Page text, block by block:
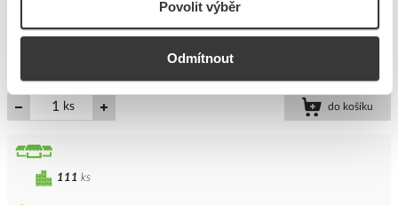
Povolit výběr
Odmítnout
EL289
Značka
ELTA
ks do košíku
111 ks